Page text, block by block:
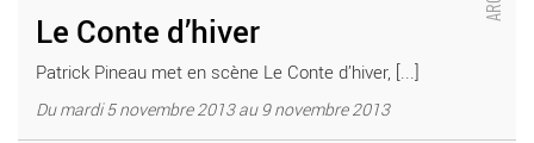
Le Conte d’hiver
Patrick Pineau met en scène Le Conte d’hiver, [...]
Du mardi 5 novembre 2013 au 9 novembre 2013